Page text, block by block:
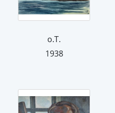
o.T.
1938